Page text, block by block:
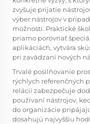
zvyšuje prijatie
výber nástrojov v
možností. Praktické
priamo porovnať
aplikáciách, vytvára
pri zavádzaní nových
Trvalé posilňovanie
rýchlych referenčných
relácií zabezpečuje
používaní nástrojov,
do organizácie
dosahujú najvyššiu